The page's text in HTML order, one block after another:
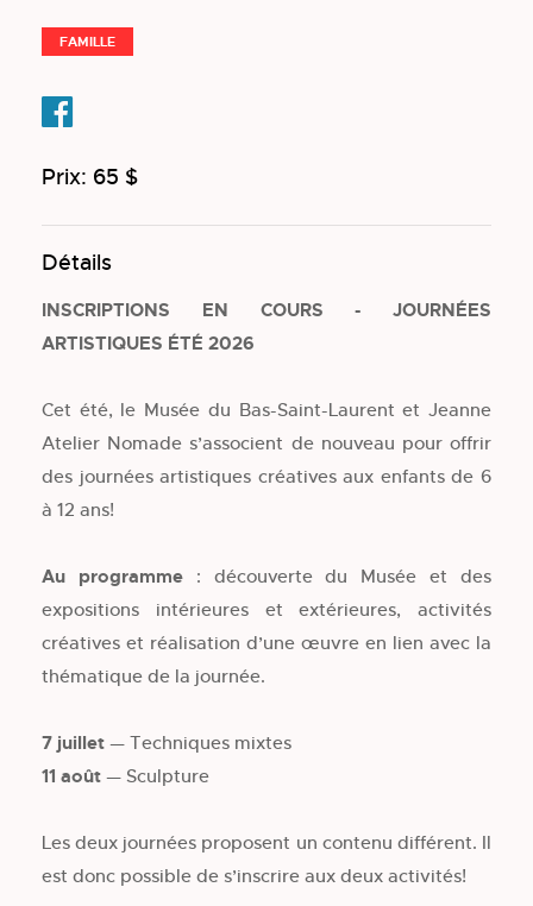
FAMILLE
Prix: 65 $
Détails
INSCRIPTIONS EN COURS - JOURNÉES
ARTISTIQUES ÉTÉ 2026
Cet été, le Musée du Bas-Saint-Laurent et Jeanne
Atelier Nomade s’associent de nouveau pour offrir
des journées artistiques créatives aux enfants de 6
à 12 ans!
Au programme : découverte du Musée et des
expositions intérieures et extérieures, activités
créatives et réalisation d’une œuvre en lien avec la
thématique de la journée.
7 juillet — Techniques mixtes
11 août — Sculpture
Les deux journées proposent un contenu différent. Il
est donc possible de s’inscrire aux deux activités!